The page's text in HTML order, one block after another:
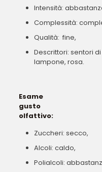
Intensità:
Complessità:
Qualità: fine,
Descrittori: sentori
lampone, rosa.
Esame
gusto
olfattivo:
Zuccheri: secco,
Alcoli: caldo,
Polialcoli: